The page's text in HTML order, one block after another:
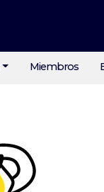
Miembros